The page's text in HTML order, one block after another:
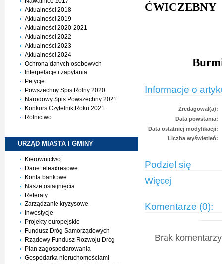
Aktualności 2018
Aktualności 2019
Aktualności 2020-2021
Aktualności 2022
Aktualności 2023
Aktualności 2024
Ochrona danych osobowych
Interpelacje i zapytania
Petycje
Powszechny Spis Rolny 2020
Narodowy Spis Powszechny 2021
Konkurs Czytelnik Roku 2021
Rolnictwo
URZĄD MIASTA I GMINY
Kierownictwo
Dane teleadresowe
Konta bankowe
Nasze osiagnięcia
Referaty
Zarządzanie kryzysowe
Inwestycje
Projekty europejskie
Fundusz Dróg Samorządowych
Rządowy Fundusz Rozwoju Dróg
Plan zagospodarowania
Gospodarka nieruchomościami
ĆWICZEBNY
Burmistrz
Informacje o
Zredagował(a):
Data powstania:
Data ostatniej modyfikacji:
Liczba wyświetleń:
Podziel się
Więcej
Komentarze (0):
Brak